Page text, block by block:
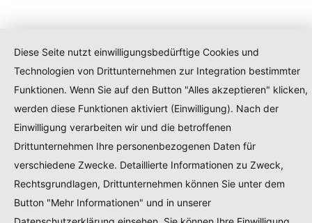
Diese Seite nutzt einwilligungsbedürftige Cookies und
Technologien von Drittunternehmen zur Integration bestimmter
Funktionen. Wenn Sie auf den Button "Alles akzeptieren" klicken,
werden diese Funktionen aktiviert (Einwilligung). Nach der
Einwilligung verarbeiten wir und die betroffenen
Drittunternehmen Ihre personenbezogenen Daten für
verschiedene Zwecke. Detaillierte Informationen zu Zweck,
Rechtsgrundlagen, Drittunternehmen können Sie unter dem
Button "Mehr Informationen" und in unserer